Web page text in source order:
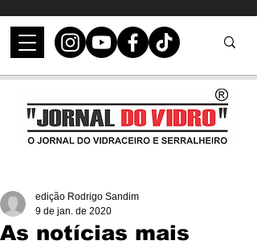
As notícias mais
edição Rodrigo Sandim
9 de jan. de 2020